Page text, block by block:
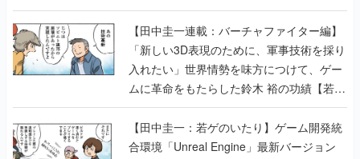
【若ゲのいたり最終回】
【田中圭一連載：バーチャファイター編】
「新しい3D表現のために、軍事技術を採り
入れたい」世界情勢を味方につけて、ゲー
ムに革命をもたらした鈴木 裕の功績【若ゲ
のいたり】
【田中圭一：若ゲのいたり】ゲーム開発統
合環境「Unreal Engine」最新バージョン